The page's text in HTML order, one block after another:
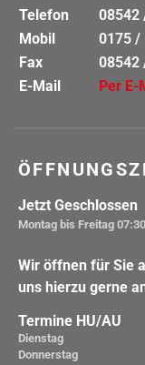
Telefon
08542
Mobil
0175 /
Fax
08542
E-Mail
Per
Jetzt Geschlossen
Montag bis Freitag
Wir öffnen für Sie
uns hierzu gerne
Termine HU/AU
Dienstag
Donnerstag